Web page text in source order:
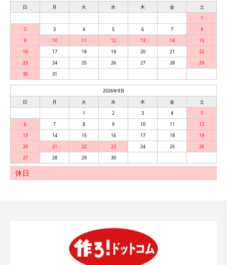
日
月 火 水 木 金
土
1
2
3 4 5 6 7
8
9
10 11 12 13 14
15
16
17 18 19 20 21
22
23
24 25 26 27 28
29
30
31
2026年9月
日
月 火 水 木 金
土
1
2 3 4
5
6
7 8 9 10 11
12
13
14 15 16 17 18
19
20
21 22 23 24 25
26
27
28 29 30
休日